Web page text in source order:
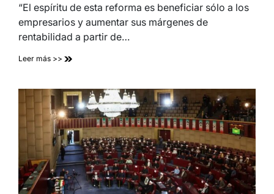
“El espíritu de esta reforma es beneficiar sólo a los
empresarios y aumentar sus márgenes de
rentabilidad a partir de…
Leer más >>